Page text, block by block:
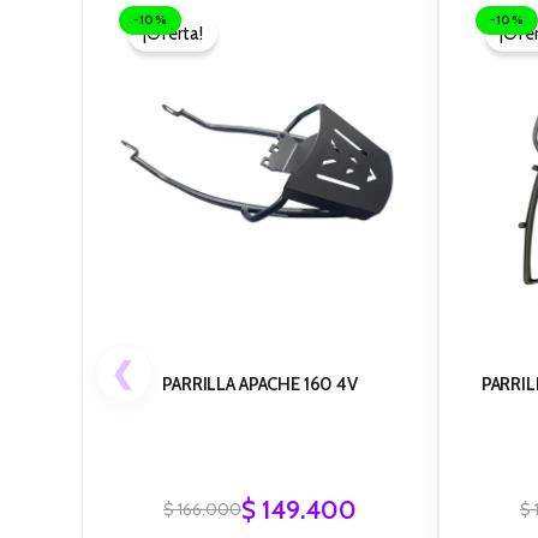
-10%
¡Oferta!
PARRILLA APACHE 160 4V
$166.000
$ 166.000.
$ 149.400
$ 149.400.
-10%
$
❮